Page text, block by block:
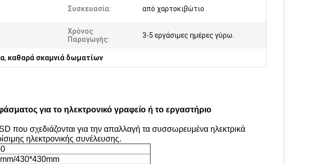
Συσκευασία: από χαρτοκιβώτιο
Χρόνος
Παραγωγής:
3-5 εργάσιμες ημέρες γύρω.
, καθαρά σκαμνιά δωματίων
για το ηλεκτρονικό γραφείο ή το εργαστήριο
σχεδιάζονται για την απαλλαγή τα συσσωρευμένα ηλεκτρικά
ηλεκτρονικής συνέλευσης.
430*430mm